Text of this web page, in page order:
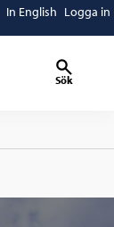
In English Logga in
Sök